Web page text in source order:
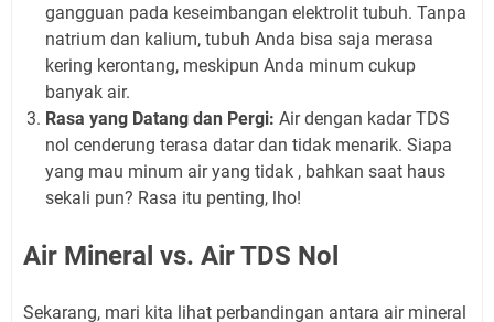
gangguan pada keseimbangan elektrolit tubuh. Tanpa
natrium dan kalium, tubuh Anda bisa saja merasa
kering kerontang, meskipun Anda minum cukup
banyak air.
Rasa yang Datang dan Pergi: Air dengan kadar TDS
nol cenderung terasa datar dan tidak menarik. Siapa
yang mau minum air yang tidak , bahkan saat haus
sekali pun? Rasa itu penting, lho!
Air Mineral vs. Air TDS Nol
Sekarang, mari kita lihat perbandingan antara air mineral